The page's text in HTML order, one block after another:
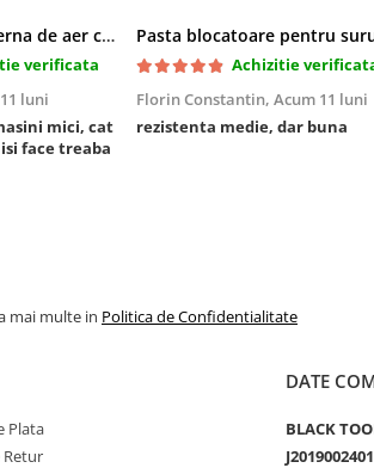
Cric pneumatic perna de aer cu inaltator 6T
verificata
luni
mici, cat
face treaba
Achizitie
Florin Constantin, Acum 11 luni
rezistenta medie, dar buna
mai multe in Politica de Confidentialitate
Plata
Retur
DATE
BLACK